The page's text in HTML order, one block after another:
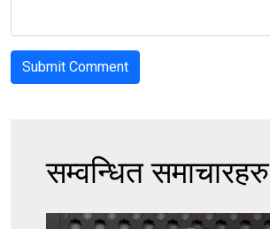
सम्वन्धित समाचारहरु